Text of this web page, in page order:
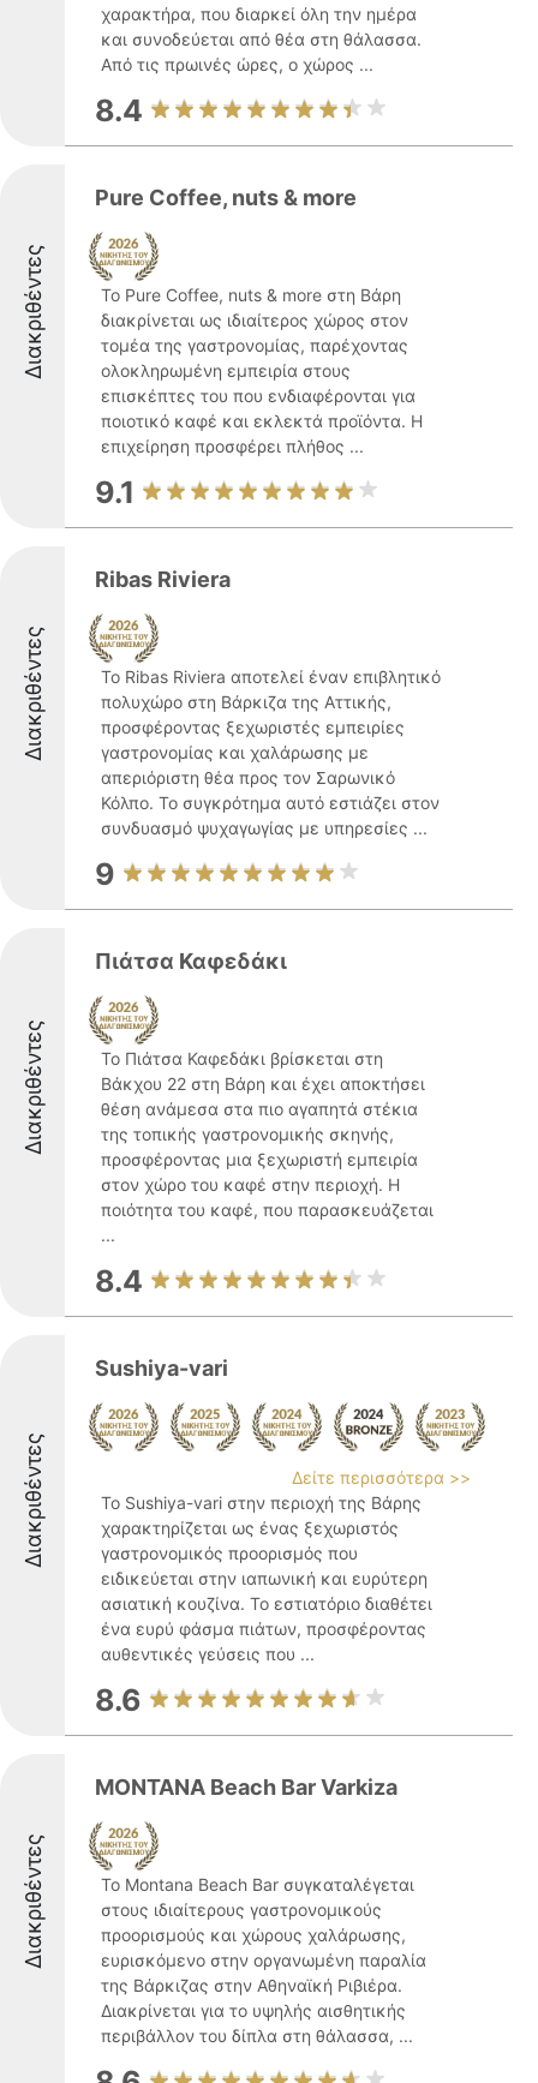
χαρακτήρα, που διαρκεί όλη την ημέρα
και συνοδεύεται από θέα στη θάλασσα.
Από τις πρωινές ώρες, ο χώρος ...
8.4
Διακριθέντες
Pure Coffee, nuts & more
Το Pure Coffee, nuts & more στη Βάρη
διακρίνεται ως ιδιαίτερος χώρος στον
τομέα της γαστρονομίας, παρέχοντας
ολοκληρωμένη εμπειρία στους
επισκέπτες του που ενδιαφέρονται για
ποιοτικό καφέ και εκλεκτά προϊόντα. Η
επιχείρηση προσφέρει πλήθος ...
9.1
Διακριθέντες
Ribas Riviera
Το Ribas Riviera αποτελεί έναν επιβλητικό
πολυχώρο στη Βάρκιζα της Αττικής,
προσφέροντας ξεχωριστές εμπειρίες
γαστρονομίας και χαλάρωσης με
απεριόριστη θέα προς τον Σαρωνικό
Κόλπο. Το συγκρότημα αυτό εστιάζει στον
συνδυασμό ψυχαγωγίας με υπηρεσίες ...
9
Διακριθέντες
Πιάτσα Καφεδάκι
Το Πιάτσα Καφεδάκι βρίσκεται στη
Βάκχου 22 στη Βάρη και έχει αποκτήσει
θέση ανάμεσα στα πιο αγαπητά στέκια
της τοπικής γαστρονομικής σκηνής,
προσφέροντας μια ξεχωριστή εμπειρία
στον χώρο του καφέ στην περιοχή. Η
ποιότητα του καφέ, που παρασκευάζεται
...
8.4
Διακριθέντες
Sushiya-vari
Δείτε περισσότερα >>
Το Sushiya-vari στην περιοχή της Βάρης
χαρακτηρίζεται ως ένας ξεχωριστός
γαστρονομικός προορισμός που
ειδικεύεται στην ιαπωνική και ευρύτερη
ασιατική κουζίνα. Το εστιατόριο διαθέτει
ένα ευρύ φάσμα πιάτων, προσφέροντας
αυθεντικές γεύσεις που ...
8.6
Διακριθέντες
MONTANA Beach Bar Varkiza
Το Montana Beach Bar συγκαταλέγεται
στους ιδιαίτερους γαστρονομικούς
προορισμούς και χώρους χαλάρωσης,
ευρισκόμενο στην οργανωμένη παραλία
της Βάρκιζας στην Αθηναϊκή Ριβιέρα.
Διακρίνεται για το υψηλής αισθητικής
περιβάλλον του δίπλα στη θάλασσα, ...